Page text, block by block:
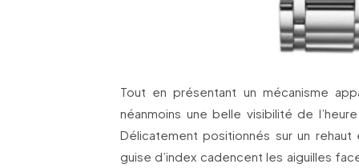
Tout en présentant un mécanisme
néanmoins une belle visibilité de
Délicatement positionnés sur un
guise d’index cadencent les aiguilles